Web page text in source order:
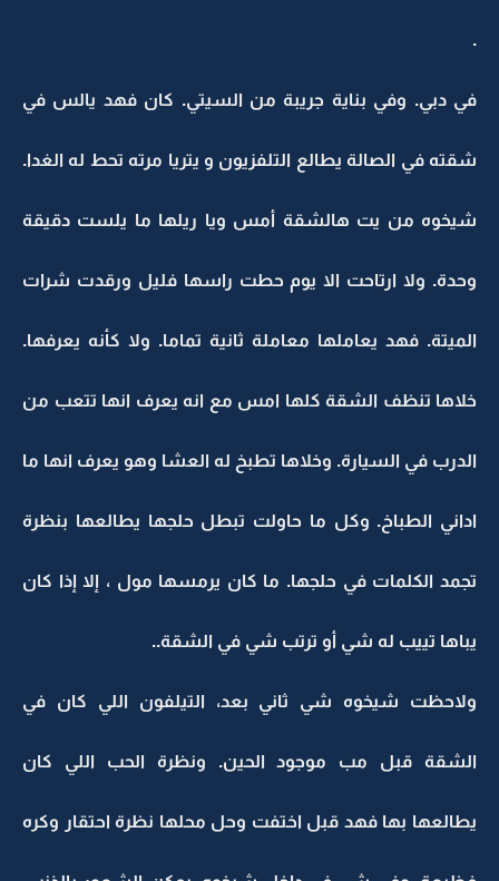
.
في دبي. وفي بناية جريبة من السيتي. كان فهد يالس في
شقته في الصالة يطالع التلفزيون و يتريا مرته تحط له الغدا.
شيخوه من يت هالشقة أمس ويا ريلها ما يلست دقيقة
وحدة. ولا ارتاحت الا يوم حطت راسها فليل ورقدت شرات
الميتة. فهد يعاملها معاملة ثانية تماما. ولا كأنه يعرفها.
خلاها تنظف الشقة كلها امس مع انه يعرف انها تتعب من
الدرب في السيارة. وخلاها تطبخ له العشا وهو يعرف انها ما
اداني الطباخ. وكل ما حاولت تبطل حلجها يطالعها بنظرة
تجمد الكلمات في حلجها. ما كان يرمسها مول ، إلا إذا كان
يباها تييب له شي أو ترتب شي في الشقة..
ولاحظت شيخوه شي ثاني بعد، التيلفون اللي كان في
الشقة قبل مب موجود الحين. ونظرة الحب اللي كان
يطالعها بها فهد قبل اختفت وحل محلها نظرة احتقار وكره